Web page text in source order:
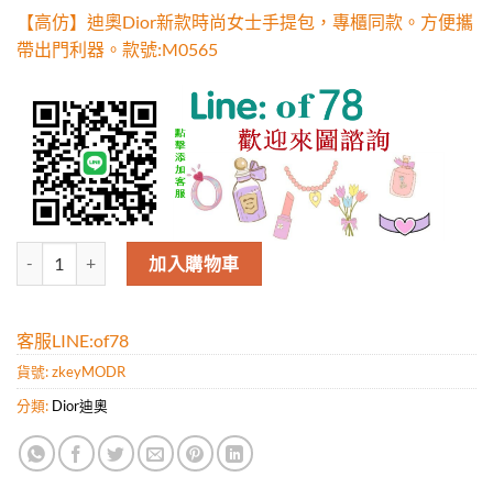
分【高仿】迪奧Dior新款時尚女士手提包，專櫃同款。方便攜
帶出門利器。款號:M0565
高仿迪奧Dior新款時尚女士手提包，專櫃同款。方便攜帶出門利器。
加入購物車
客服LINE:of78
貨號:zkeyMODR
分類: Dior迪奧